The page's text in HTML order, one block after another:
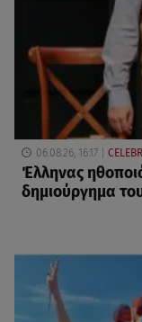
06.08.26, 16:17
Έλληνας
δημιούργημα